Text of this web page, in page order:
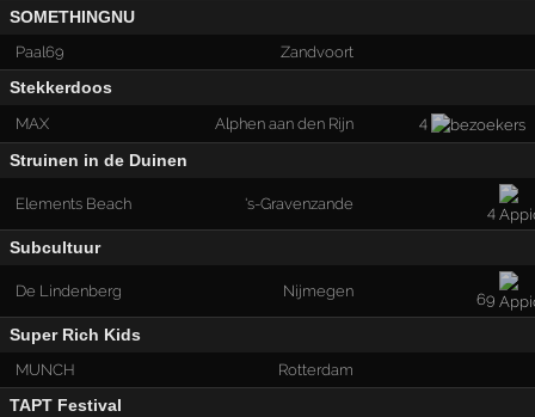
SOMETHINGNU
Paal69 Zandvoort
Stekkerdoos
MAX Alphen aan den Rijn 4
Struinen in de Duinen
Elements Beach 's-Gravenzande 4
Subcultuur
De Lindenberg Nijmegen 69
Super Rich Kids
MUNCH Rotterdam
TAPT Festival